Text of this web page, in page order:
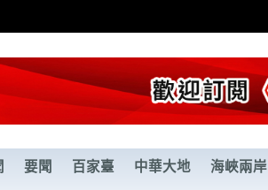
要聞 百家臺 中華大地 海峽兩岸